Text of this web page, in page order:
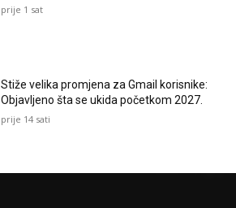
prije 1 sat
Stiže velika promjena za Gmail korisnike:
Objavljeno šta se ukida početkom 2027.
prije 14 sati